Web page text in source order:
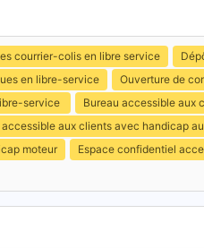
courrier-colis en libre service
en libre-service Ouverture de
service
Bureau accessible aux
accessible aux clients avec handicap
moteur
Espace confidentiel